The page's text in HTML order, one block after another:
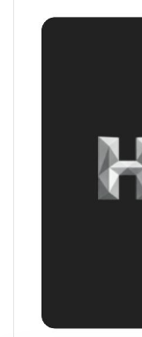
magnolia tarifi